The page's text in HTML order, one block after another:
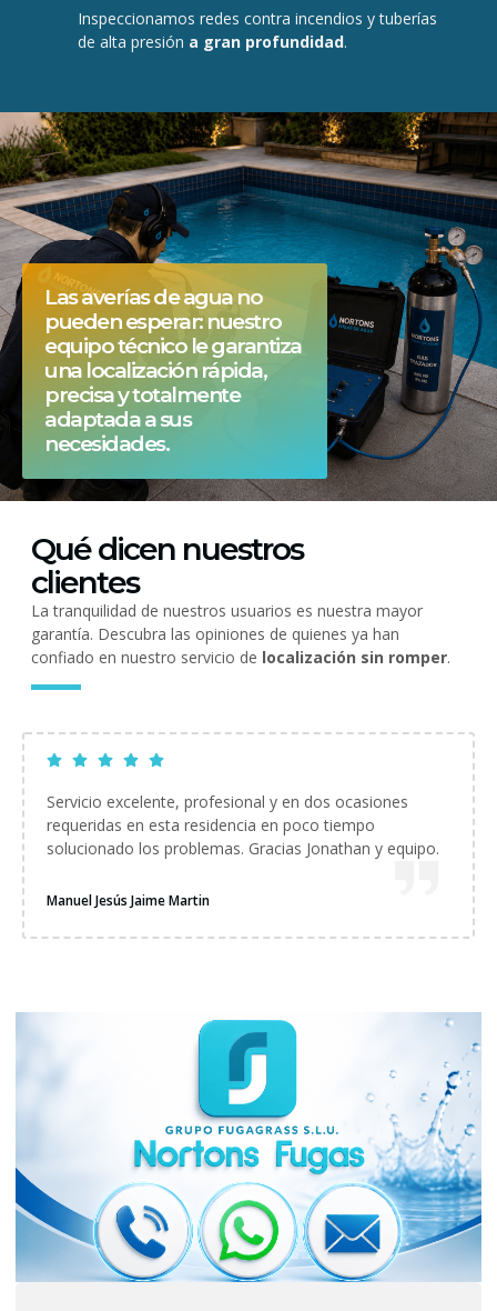
Inspeccionamos redes contra incendios y tuberías
de alta presión a gran profundidad.
Las averías de agua no
pueden esperar: nuestro
equipo técnico le garantiza
una localización rápida,
precisa y totalmente
adaptada a sus
necesidades.
Qué dicen nuestros
clientes
La tranquilidad de nuestros usuarios es nuestra mayor
garantía. Descubra las opiniones de quienes ya han
confiado en nuestro servicio de localización sin romper.
Servicio excelente, profesional y en dos ocasiones
requeridas en esta residencia en poco tiempo
solucionado los problemas. Gracias Jonathan y equipo.
Manuel Jesús Jaime Martin